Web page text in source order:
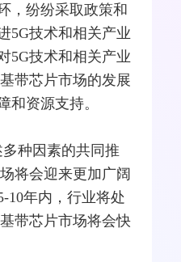
，纷纷采取政策和
5G技术和相关产业
5G技术和相关产业
带芯片市场的发展
和资源支持。
种因素的共同推
将会迎来更加广阔
10年内，行业将处
带芯片市场将会快